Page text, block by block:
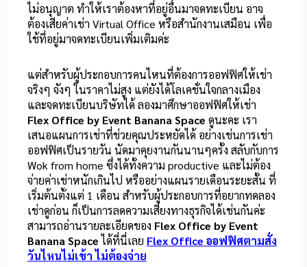
ไม่อนุญาต ทำให้เราต้องหาที่อยู่อื่นมาจดทะเบียน อาจ
ต้องเสียค่าเช่า Virtual Office หรือสำนักงานเสมือน เพื่อ
ใช้ที่อยู่มาจดทะเบียนเพิ่มเติมค่ะ
แต่สำหรับผู้ประกอบการคนไหนที่ต้องการออฟฟิศให้เช่า
จริงๆ จังๆ ในราคาไม่สูง แต่ยังได้โลเคชั่นใจกลางเมือง
และจดทะเบียนบริษัทได้ ลองมาศึกษาออฟฟิศให้เช่า
Flex Office by Event Banana Space ดูนะคะ เรา
เสนอแผนการเช่าที่ช่วยคุณประหยัดได้ อย่างเช่นการเช่า
ออฟฟิศเป็นรายวัน นัดมาคุยงานกันนานๆครั้ง สลับกับการ
Wok from home ซึ่งได้ทั้งความ productive และไม่ต้อง
จ่ายค่าเช่าหนักเกินไป หรืออย่างแผนรายเดือนระยะสั้น ที่
เริ่มต้นตั้งแต่ 1 เดือน สำหรับผู้ประกอบการที่อยากทดลอง
เช่าดูก่อน ก็เป็นการลดความเสี่ยงทางธุรกิจได้เช่นกันค่ะ
สามารถอ่านรายละเอียดของ Flex Office by Event
Banana Spaceได้ที่นี่เลย Flex Office ออฟฟิศตามสั่ง
วันไหนไม่เข้า ไม่ต้องจ่าย